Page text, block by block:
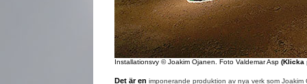
Installationsvy © Joakim Ojanen. Foto Valdemar Asp (Klicka
Det är en imponerande produktion av nya verk som Joakim